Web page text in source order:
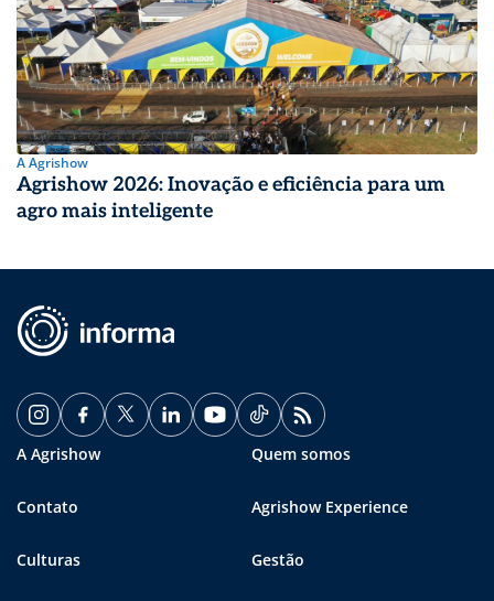
A Agrishow
Agrishow 2026: Inovação e eficiência para um
agro mais inteligente
A Agrishow Quem somos
Contato Agrishow Experience
Culturas Gestão